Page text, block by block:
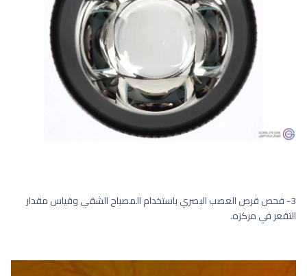
3- فحص قرص العصب البصري باستخدام المصباح الشقي وقياس مقدار
التقعر في مركزه.